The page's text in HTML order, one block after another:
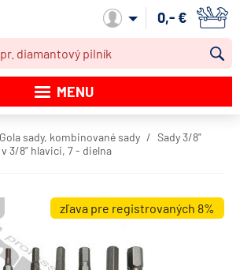
Môj účet
0,- €
MENU
Akcie
Obchodné podmienky
Gola sady, kombinované sady
Sady 3/8"
3/8" hlavici, 7 - dielna
zľava pre registrovaných 8%